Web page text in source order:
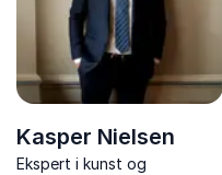
Kasper Nielsen
Ekspert i kunst og